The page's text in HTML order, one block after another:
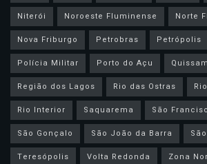
Niterói
Noroeste Fluminense
Norte
Nova Friburgo
Petrobras Petrópolis
Polícia Militar
Porto do Açu
Região dos Lagos
Rio das Ostras
Rio Interior
Saquarema
São
São Gonçalo
São João da Barra
Teresópolis
Volta Redonda
Zona